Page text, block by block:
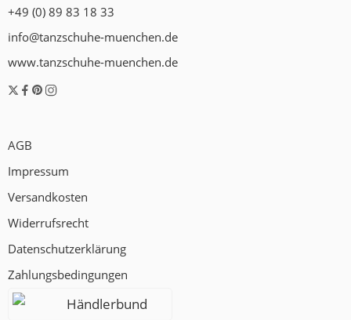
+49 (0) 89 83 18 33
info@tanzschuhe-muenchen.de
www.tanzschuhe-muenchen.de
AGB
Impressum
Versandkosten
Widerrufsrecht
Datenschutzerklärung
Zahlungsbedingungen
Händlerbund